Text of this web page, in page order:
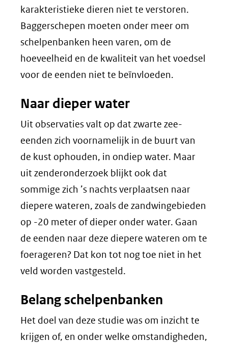
karakteristieke dieren niet te verstoren.
Baggerschepen moeten onder meer om
schelpenbanken heen varen, om de
hoeveelheid en de kwaliteit van het voedsel
voor de eenden niet te beïnvloeden.
Naar dieper water
Uit observaties valt op dat zwarte zee-
eenden zich voornamelijk in de buurt van
de kust ophouden, in ondiep water. Maar
uit zenderonderzoek blijkt ook dat
sommige zich ’s nachts verplaatsen naar
diepere wateren, zoals de zandwingebieden
op -20 meter of dieper onder water. Gaan
de eenden naar deze diepere wateren om te
foerageren? Dat kon tot nog toe niet in het
veld worden vastgesteld.
Belang schelpenbanken
Het doel van deze studie was om inzicht te
krijgen of, en onder welke omstandigheden,